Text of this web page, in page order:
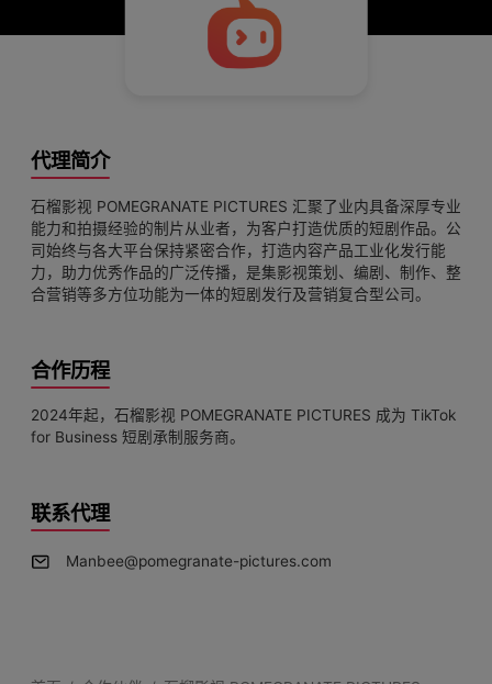
代理简介
石榴影视 POMEGRANATE PICTURES 汇聚了业内具备深厚专业
能力和拍摄经验的制片从业者，为客户打造优质的短剧作品。公
司始终与各大平台保持紧密合作，打造内容产品工业化发行能
力，助力优秀作品的广泛传播，是集影视策划、编剧、制作、整
合营销等多方位功能为一体的短剧发行及营销复合型公司。
合作历程
2024年起，石榴影视 POMEGRANATE PICTURES 成为 TikTok
for Business 短剧承制服务商。
联系代理
Manbee@pomegranate-pictures.com